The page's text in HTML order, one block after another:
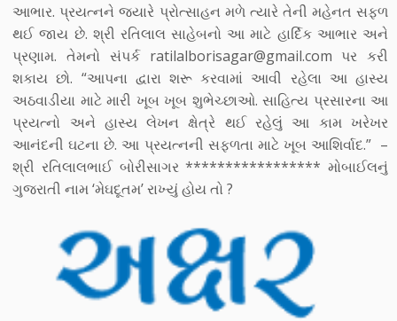
આભાર. પ્રયત્નને જ્યારે પ્રોત્સાહન મળે ત્યારે તેની મહેનત સફળ
થઈ જાય છે. શ્રી રતિલાલ સાહેબનો આ માટે હાર્દિક આભાર અને
પ્રણામ. તેમનો સંપર્ક ratilalborisagar@gmail.com પર કરી
શકાય છો. “આપના દ્વારા શરૂ કરવામાં આવી રહેલા આ હાસ્ય
અઠવાડીયા માટે મારી ખૂબ ખૂબ શુભેચ્છાઓ. સાહિત્ય પ્રસારના આ
પ્રયત્નો અને હાસ્ય લેખન ક્ષેત્રે થઈ રહેલું આ કામ ખરેખર
આનંદની ઘટના છે. આ પ્રયત્નની સફળતા માટે ખૂબ આશિર્વાદ.” –
શ્રી રતિલાલભાઈ બોરીસાગર ***************** મોબાઈલનું
ગુજરાતી નામ ‘મેઘદૂતમ’ રાખ્યું હોય તો ?